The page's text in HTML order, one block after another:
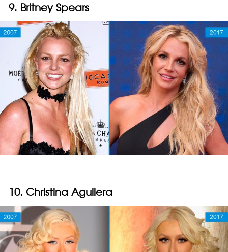
9. Britney Spears
10. Christina Aguilera